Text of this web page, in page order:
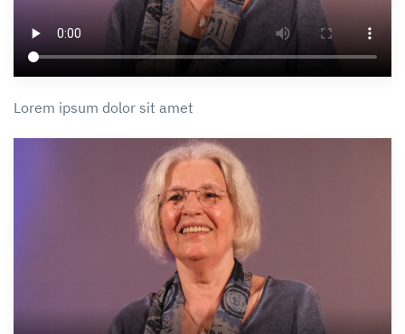
Lorem ipsum dolor sit amet